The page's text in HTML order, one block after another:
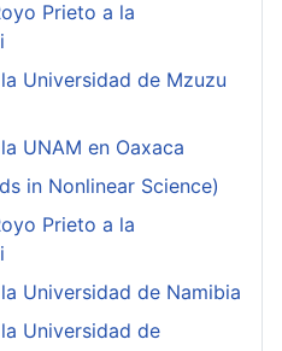
Prieto a la
Universidad de Mzuzu
UNAM en Oaxaca
in Nonlinear Science)
Prieto a la
Universidad de Namibia
Universidad de